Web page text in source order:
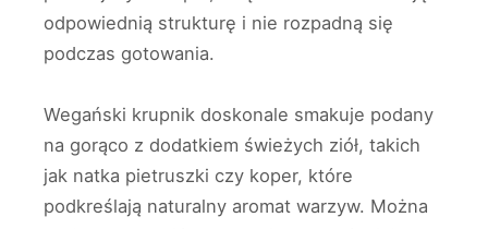
odpowiednią strukturę i nie rozpadną się
podczas gotowania.
Wegański krupnik doskonale smakuje podany
na gorąco z dodatkiem świeżych ziół, takich
jak natka pietruszki czy koper, które
podkreślają naturalny aromat warzyw. Można